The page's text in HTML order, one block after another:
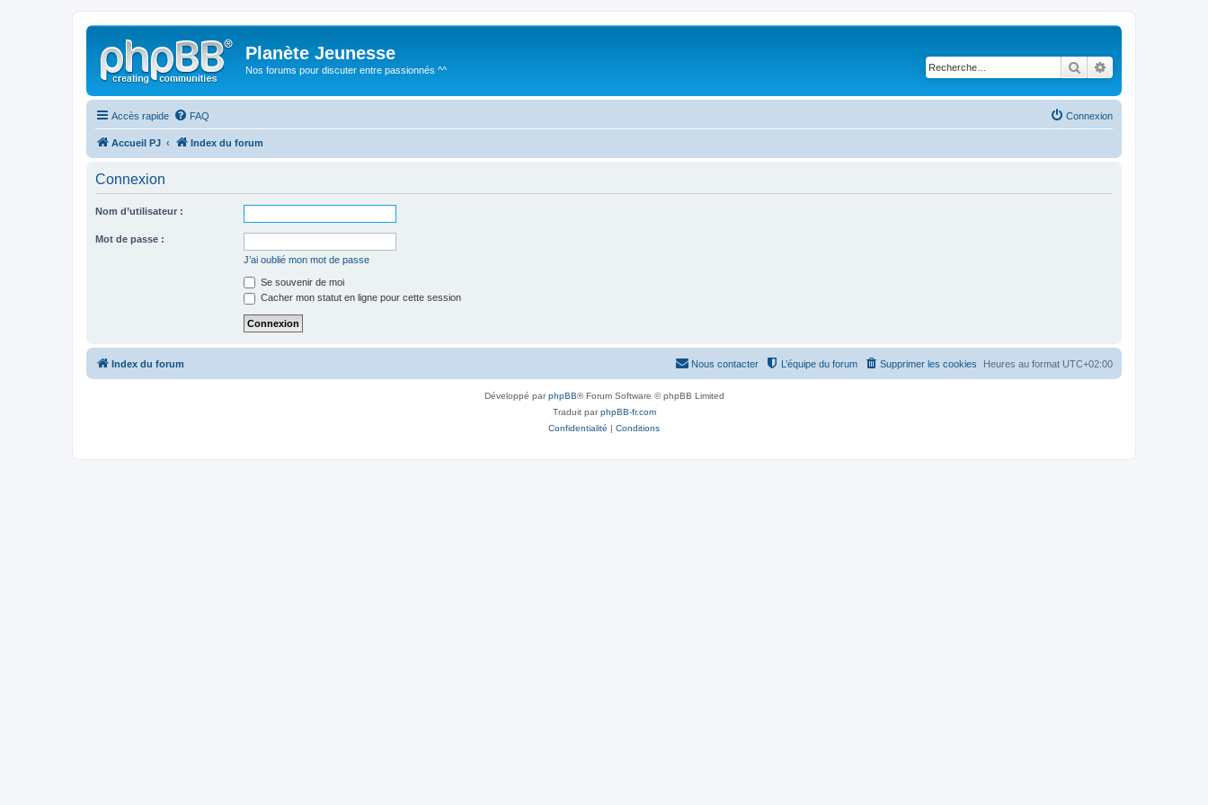
Planète Jeunesse
Nos forums pour discuter entre passionnés ^^ Rechercher
Accès rapide FAQ Connexion
Accueil PJ Index du forum
Connexion
Nom d’utilisateur :
Mot de passe :
J’ai oublié mon mot de passe
Se souvenir de moi
Cacher mon statut en ligne pour cette session
Index du forum Heures au format UTC+02:00
Supprimer les cookies
L’équipe du forum
Nous contacter
Développé parphpBB® Forum Software © phpBB Limited
Traduit parphpBB-fr.com
Confidentialité | Conditions